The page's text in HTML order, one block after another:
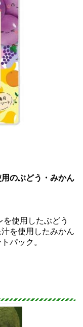
のぶどう・みかん
を使用したぶどう
を使用したみかん
パック。